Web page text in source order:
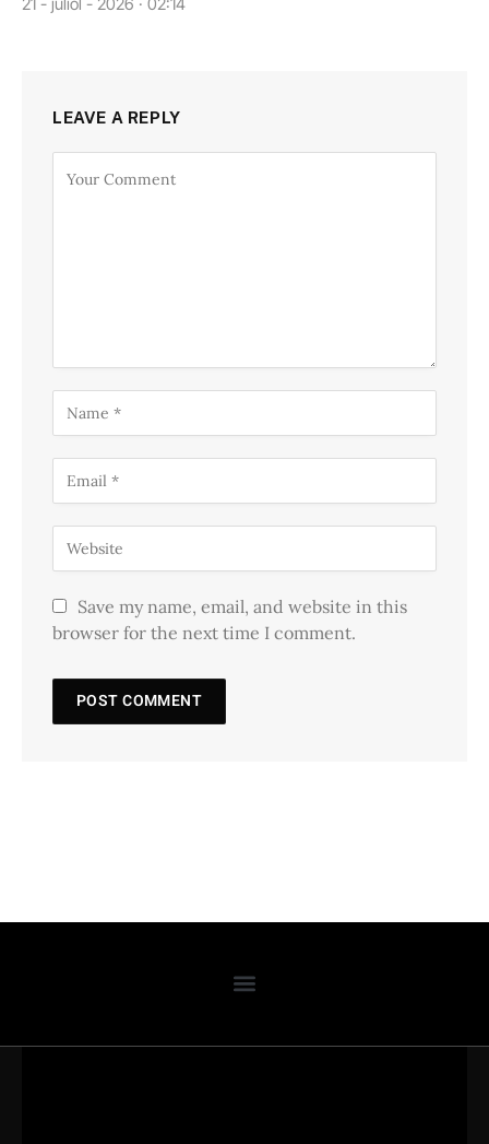
LEAVE A REPLY
Save my name, email, and website in this
browser for the next time I comment.